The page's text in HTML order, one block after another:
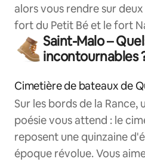
alors vous rendre sur
fort du Petit Bé et le fort
Saint-Malo –
incontournables
Cimetière de bateaux de
Sur les bords de la Rance,
poésie vous attend : le
reposent une quinzaine
époque révolue. Vous